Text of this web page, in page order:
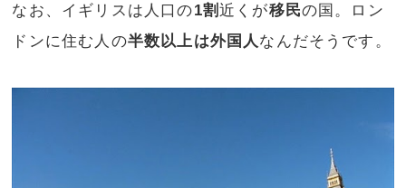
なお、イギリスは人口の1割 近くが移民の国。ロン
ドンに住む人の半数以上は外国人なんだそうです。